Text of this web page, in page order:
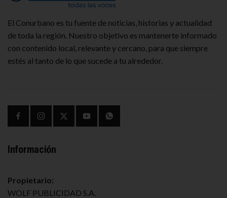
El Conurbano es tu fuente de noticias, historias y actualidad
de toda la región. Nuestro objetivo es mantenerte informado
con contenido local, relevante y cercano, para que siempre
estés al tanto de lo que sucede a tu alrededor.
Información
Propietario:
WOLF PUBLICIDAD S.A.